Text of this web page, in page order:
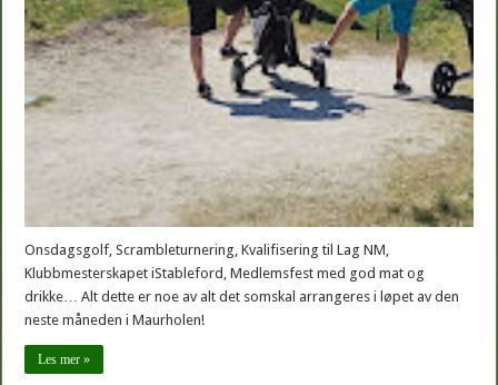
Onsdagsgolf, Scrambleturnering, Kvalifisering til Lag NM,
Klubbmesterskapet iStableford, Medlemsfest med god mat og
drikke… Alt dette er noe av alt det somskal arrangeres i løpet av den
neste måneden i Maurholen!
Les mer »